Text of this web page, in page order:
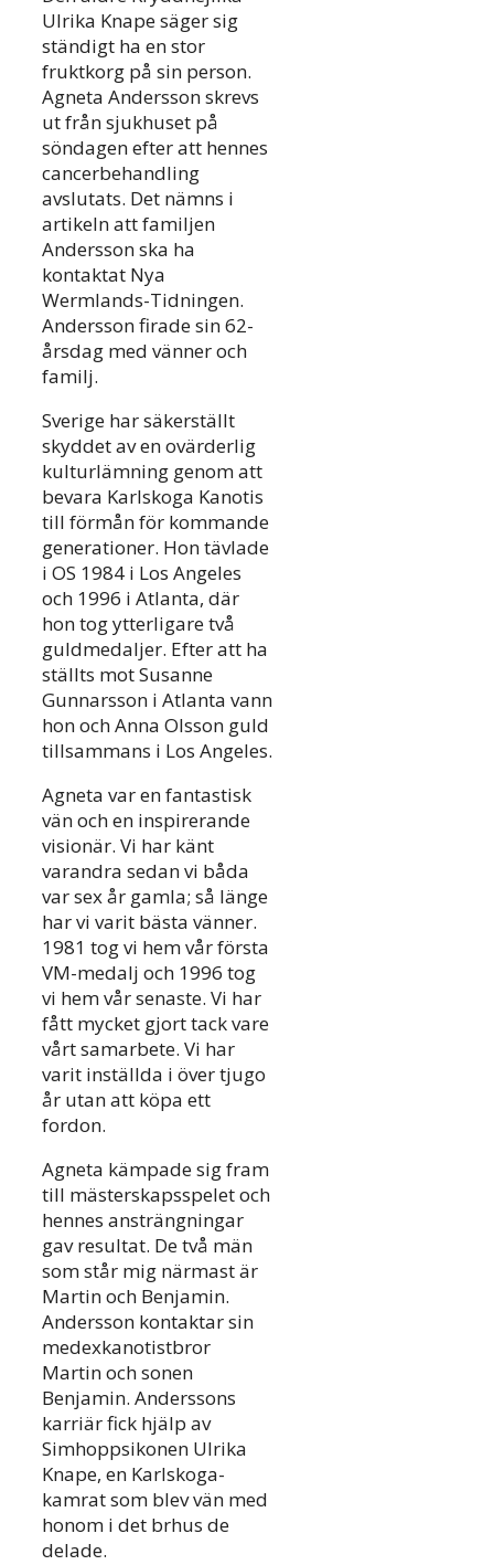
Ulrika Knape säger sig
ständigt ha en stor
fruktkorg på sin person.
Agneta Andersson skrevs
ut från sjukhuset på
söndagen efter att hennes
cancerbehandling
avslutats. Det nämns i
artikeln att familjen
Andersson ska ha
kontaktat Nya
Wermlands-Tidningen.
Andersson firade sin 62-
årsdag med vänner och
familj.
Sverige har säkerställt
skyddet av en ovärderlig
kulturlämning genom att
bevara Karlskoga Kanotis
till förmån för kommande
generationer. Hon tävlade
i OS 1984 i Los Angeles
och 1996 i Atlanta, där
hon tog ytterligare två
guldmedaljer. Efter att ha
ställts mot Susanne
Gunnarsson i Atlanta vann
hon och Anna Olsson guld
tillsammans i Los Angeles.
Agneta var en fantastisk
vän och en inspirerande
visionär. Vi har känt
varandra sedan vi båda
var sex år gamla; så länge
har vi varit bästa vänner.
1981 tog vi hem vår första
VM-medalj och 1996 tog
vi hem vår senaste. Vi har
fått mycket gjort tack vare
vårt samarbete. Vi har
varit inställda i över tjugo
år utan att köpa ett
fordon.
Agneta kämpade sig fram
till mästerskapsspelet och
hennes ansträngningar
gav resultat. De två män
som står mig närmast är
Martin och Benjamin.
Andersson kontaktar sin
medexkanotistbror
Martin och sonen
Benjamin. Anderssons
karriär fick hjälp av
Simhoppsikonen Ulrika
Knape, en Karlskoga-
kamrat som blev vän med
honom i det brhus de
delade.